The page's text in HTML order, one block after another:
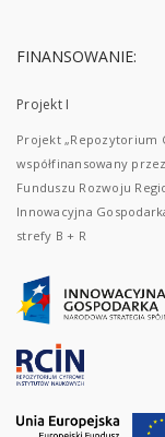
FINANSOWANIE:
Projekt I
Projekt „Repozytorium
współfinansowany
Funduszu Rozwoju
Innowacyjna
strefy B + R